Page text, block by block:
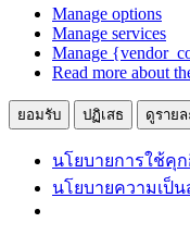
Manage options
Manage services
Manage
Read more about
ยอมรับ ปฏิเสธ ดูรายล
นโยบายการใช้คุ
นโยบายความเป็